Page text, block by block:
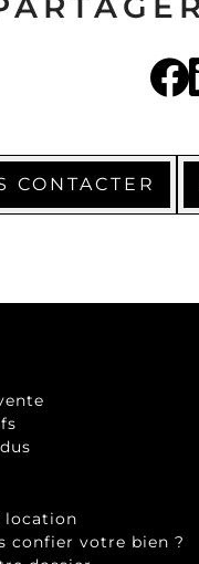
CONTACTER
location
confier votre bien ?